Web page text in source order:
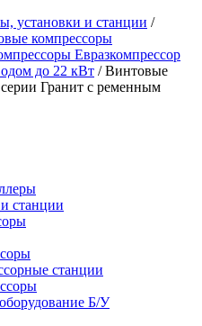
установки и станции /
компрессоры
Евразкомпрессор
до 22 кВт /Винтовые
Гранит с ременным
станции
станции
Б/У